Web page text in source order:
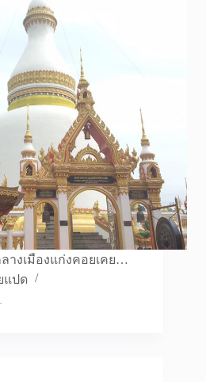
างเมืองแก่งคอยเคย…
แปด